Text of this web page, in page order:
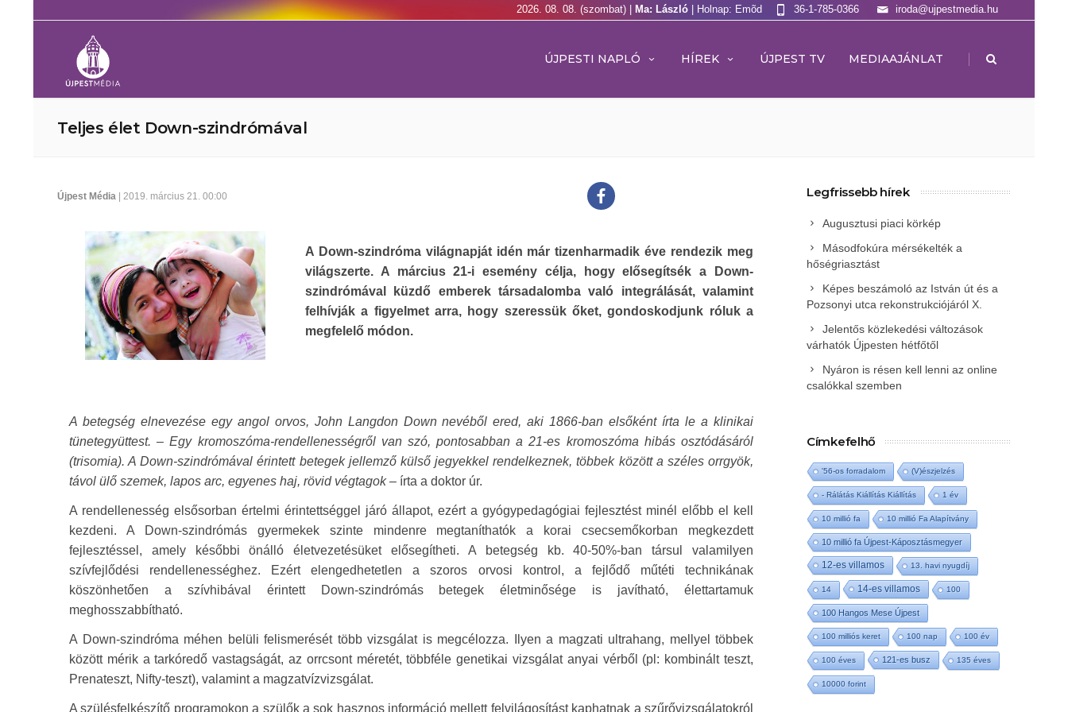
2026. 08. 08. (szombat) | Ma: László | Holnap: Emõd iroda@ujpestmedia.hu
36-1-785-0366
ÚJPESTI NAPLÓ HÍREK ÚJPEST TV MEDIAAJÁNLAT |
Teljes élet Down-szindrómával
Újpest Média | 2019. március 21. 00:00
A Down-szindróma világnapját idén már tizenharmadik éve rendezik meg
világszerte. A március 21-i esemény célja, hogy elősegítsék a Down-
szindrómával küzdő emberek társadalomba való integrálását, valamint
felhívják a figyelmet arra, hogy szeressük őket, gondoskodjunk róluk a
megfelelő módon.
A betegség elnevezése egy angol orvos, John Langdon Down nevéből ered, aki 1866-ban elsőként írta le a klinikai
tünetegyüttest. – Egy kromoszóma-rendellenességről van szó, pontosabban a 21-es kromoszóma hibás osztódásáról
(trisomia). A Down-szindrómával érintett betegek jellemző külső jegyekkel rendelkeznek, többek között a széles orrgyök,
távol ülő szemek, lapos arc, egyenes haj, rövid végtagok– írta a doktor úr.
A rendellenesség elsősorban értelmi érintettséggel járó állapot, ezért a gyógypedagógiai fejlesztést minél előbb el kell
kezdeni. A Down-szindrómás gyermekek szinte mindenre megtaníthatók a korai csecsemőkorban megkezdett
fejlesztéssel, amely későbbi önálló életvezetésüket elősegítheti. A betegség kb. 40-50%-ban társul valamilyen
szívfejlődési rendellenességhez. Ezért elengedhetetlen a szoros orvosi kontrol, a fejlődő műtéti technikának
köszönhetően a szívhibával érintett Down-szindrómás betegek életminősége is javítható, élettartamuk
meghosszabbítható.
A Down-szindróma méhen belüli felismerését több vizsgálat is megcélozza. Ilyen a magzati ultrahang, mellyel többek
között mérik a tarkóredő vastagságát, az orrcsont méretét, többféle genetikai vizsgálat anyai vérből (pl: kombinált teszt,
Prenateszt, Nifty-teszt), valamint a magzatvízvizsgálat.
A szülésfelkészítő programokon a szülők a sok hasznos információ mellett felvilágosítást kaphatnak a szűrővizsgálatokról
Legfrissebb hírek
Augusztusi piaci körkép
Másodfokúra mérsékelték a
hőségriasztást
Képes beszámoló az István út és a
Pozsonyi utca rekonstrukciójáról X.
Jelentős közlekedési változások
várhatók Újpesten hétfőtől
Nyáron is résen kell lenni az online
csalókkal szemben
Címkefelhő
'56-os forradalom (V)észjelzés
- Rálátás Kiállítás Kiállítás 1 év
10 millió fa 10 millió Fa Alapítvány
10 millió fa Újpest-Káposztásmegyer
12-es villamos 13. havi nyugdíj
14 14-es villamos 100
100 Hangos Mese Újpest
100 milliós keret 100 nap 100 év
100 éves 121-es busz 135 éves
10000 forint